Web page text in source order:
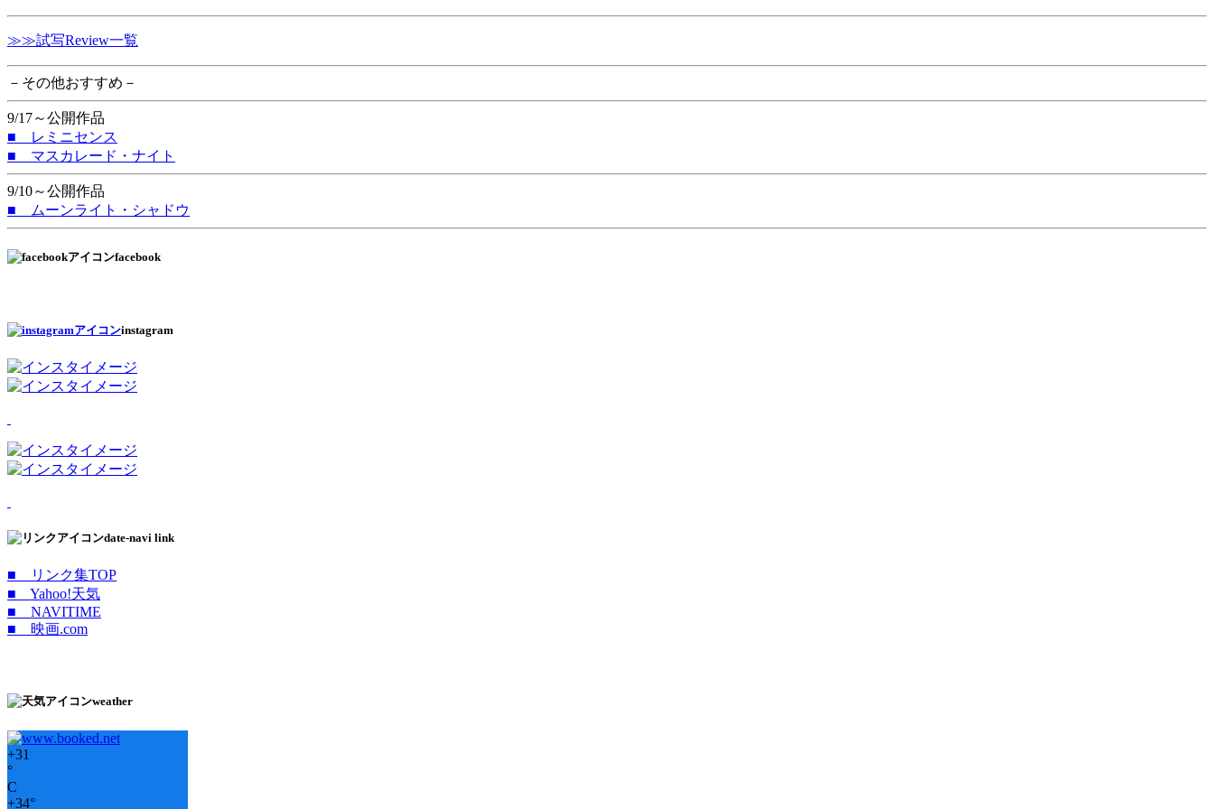
≫≫試写Review一覧
－その他おすすめ－
9/17～公開作品
■ レミニセンス
■ マスカレード・ナイト
9/10～公開作品
■ ムーンライト・シャドウ
facebook
instagram
date-navi link
■ リンク集TOP
■ Yahoo!天気
■ NAVITIME
■ 映画.com
weather
+31
°
C
+34°